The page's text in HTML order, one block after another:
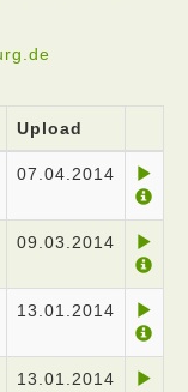
Upload
07.04.2014
09.03.2014
13.01.2014
13.01.2014